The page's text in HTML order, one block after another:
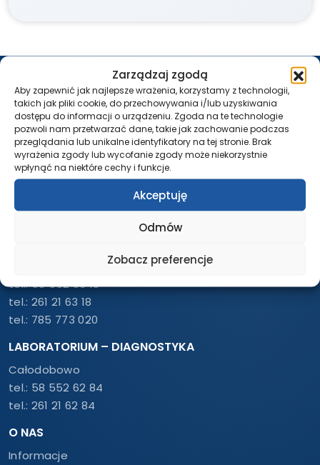
Zarządzaj zgodą
Aby zapewnić jak najlepsze wrażenia, korzystamy z technologii,
takich jak pliki cookie, do przechowywania i/lub uzyskiwania
dostępu do informacji o urządzeniu. Zgoda na te technologie
pozwoli nam przetwarzać dane, takie jak zachowanie podczas
przeglądania lub unikalne identyfikatory na tej stronie. Brak
wyrażenia zgody lub wycofanie zgody może niekorzystnie
wpłynąć na niektóre cechy i funkcje.
Akceptuję
Odmów
Zobacz preferencje
REJESTRACJA – PRZYCHODNIA
Pon. – Pt.: 7:30 – 18:00
tel.:58 500 46 10
tel.:261 21 46 10
USG / RTG / TK / REZONANS
Pon. – Pt.: 7:30 – 18:00
tel.:261 21 62 60
tel.:58 552 63 18
tel.: 261 21 63 18
tel.: 785 773 020
LABORATORIUM – DIAGNOSTYKA
Całodobowo
tel.: 58 552 62 84
tel.: 261 21 62 84
O NAS
Informacje